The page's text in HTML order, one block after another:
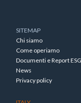
SITEMAP
Chi siamo
Come operiamo
Documenti e Report ESG
News
Privacy policy